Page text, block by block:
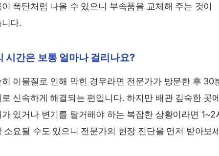
폭탄처럼 나올 수 있으니 부속품을 교체해 주는 것이
다.
시간은 보통 얼마나 걸리나요?
이물질로 인해 막힌 경우라면 전문가가 방문한 후 30
신속하게 해결되는 편입니다. 하지만 배관 깊숙한 곳
있거나 변기를 탈거해야 하는 복잡한 상황이라면 1~2
소요될 수도 있으니 전문가의 현장 진단을 먼저 받아보